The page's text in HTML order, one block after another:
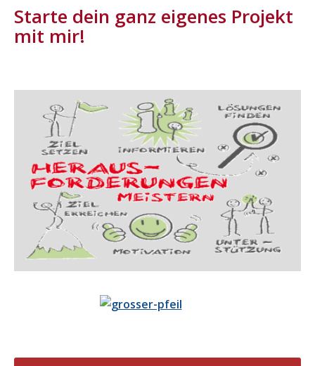
Starte dein ganz eigenes Projekt
mit mir!